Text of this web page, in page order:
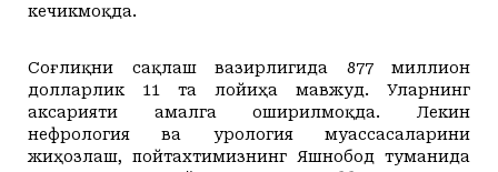
кечикмоқда.
Соғлиқни сақлаш вазирлигида 877 миллион
долларлик 11 та лойиҳа мавжуд. Уларнинг
аксарияти амалга оширилмоқда. Лекин
нефрология ва урология муассасаларини
жиҳозлаш, пойтахтимизнинг Яшнобод туманида